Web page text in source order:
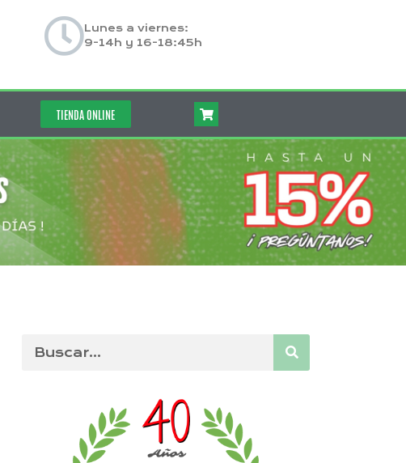
Lunes a viernes:
9-14h y 16-18:45h
TIENDA ONLINE